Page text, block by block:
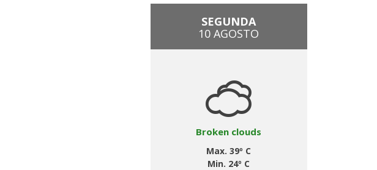
SEGUNDA
10 AGOSTO
Broken clouds
Max. 39º C
Min. 24º C